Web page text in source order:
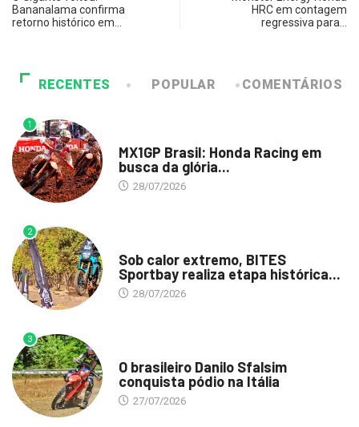
Bananalama confirma
retorno histórico em…
HRC em contagem
regressiva para…
RECENTES POPULAR COMENTÁRIOS
1
MX1GP Brasil: Honda Racing em
busca da glória...
28/07/2026
2
Sob calor extremo, BITES
Sportbay realiza etapa histórica...
28/07/2026
3
O brasileiro Danilo Sfalsim
conquista pódio na Itália
27/07/2026